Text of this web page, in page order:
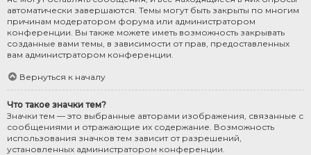
автоматически завершаются. Темы могут быть закрыты по многим
причинам модератором форума или администратором
конференции. Вы также можете иметь возможность закрывать
созданные вами темы, в зависимости от прав, предоставленных
вам администратором конференции.
Вернуться к началу
Что такое значки тем?
Значки тем — это выбранные авторами изображения, связанные с
сообщениями и отражающие их содержание. Возможность
использования значков тем зависит от разрешений,
установленных администратором конференции.